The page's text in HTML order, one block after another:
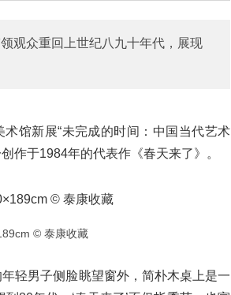
观众重回上世纪八九十年代，展现
馆新展“未完成的时间：中国当代艺术
作于1984年的代表作《春天来了》。
© 泰康收藏
轻男子侧脸眺望窗外，简朴木桌上是一